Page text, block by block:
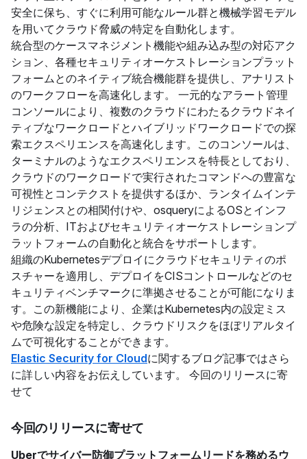
安全に保ち、すぐに利用可能なルール群と機械学習モデル
を用いてクラウド脅威の特定を自動化します。
統合型のケースマネジメント機能や組み込み型の対応アク
ション、各種セキュリティオーケストレーションプラット
フォームとのネイティブ統合機能群を提供し、アナリスト
のワークフローを高速化します。 一元的なアラート管理
コンソールにより、複数のクラウドにわたるクラウドネイ
ティブなワークロードとハイブリッドワークロードでの探
索エクスペリエンスを高速化します。このコンソールは、
ターミナルのようなエクスペリエンスを特長としており、
クラウドのワークロードで実行されたコマンドへの豊富な
可視性とコンテクストを提供するほか、ランタイムインテ
リジェンスとの相関付けや、osqueryによるOSとインフ
ラの分析、ITおよびセキュリティオーケストレーションプ
ラットフォームの自動化と統合をサポートします。
組織のKubernetesデプロイにクラウドセキュリティのポ
スチャーを適用し、デプロイをCISコントロールなどのセ
キュリティベンチマークに準拠させることが可能になりま
す。この新機能により、企業はKubernetes内の設定ミス
や危険な設定を特定し、クラウドリスクをほぼリアルタイ
ムで可視化することができます。
Elastic Security for Cloudに関するブログ記事ではさら
に詳しい内容をお伝えしています。 今回のリリースに寄
せて
今回のリリースに寄せて
Uberでサイバー防御プラットフォームリードを務めるウ